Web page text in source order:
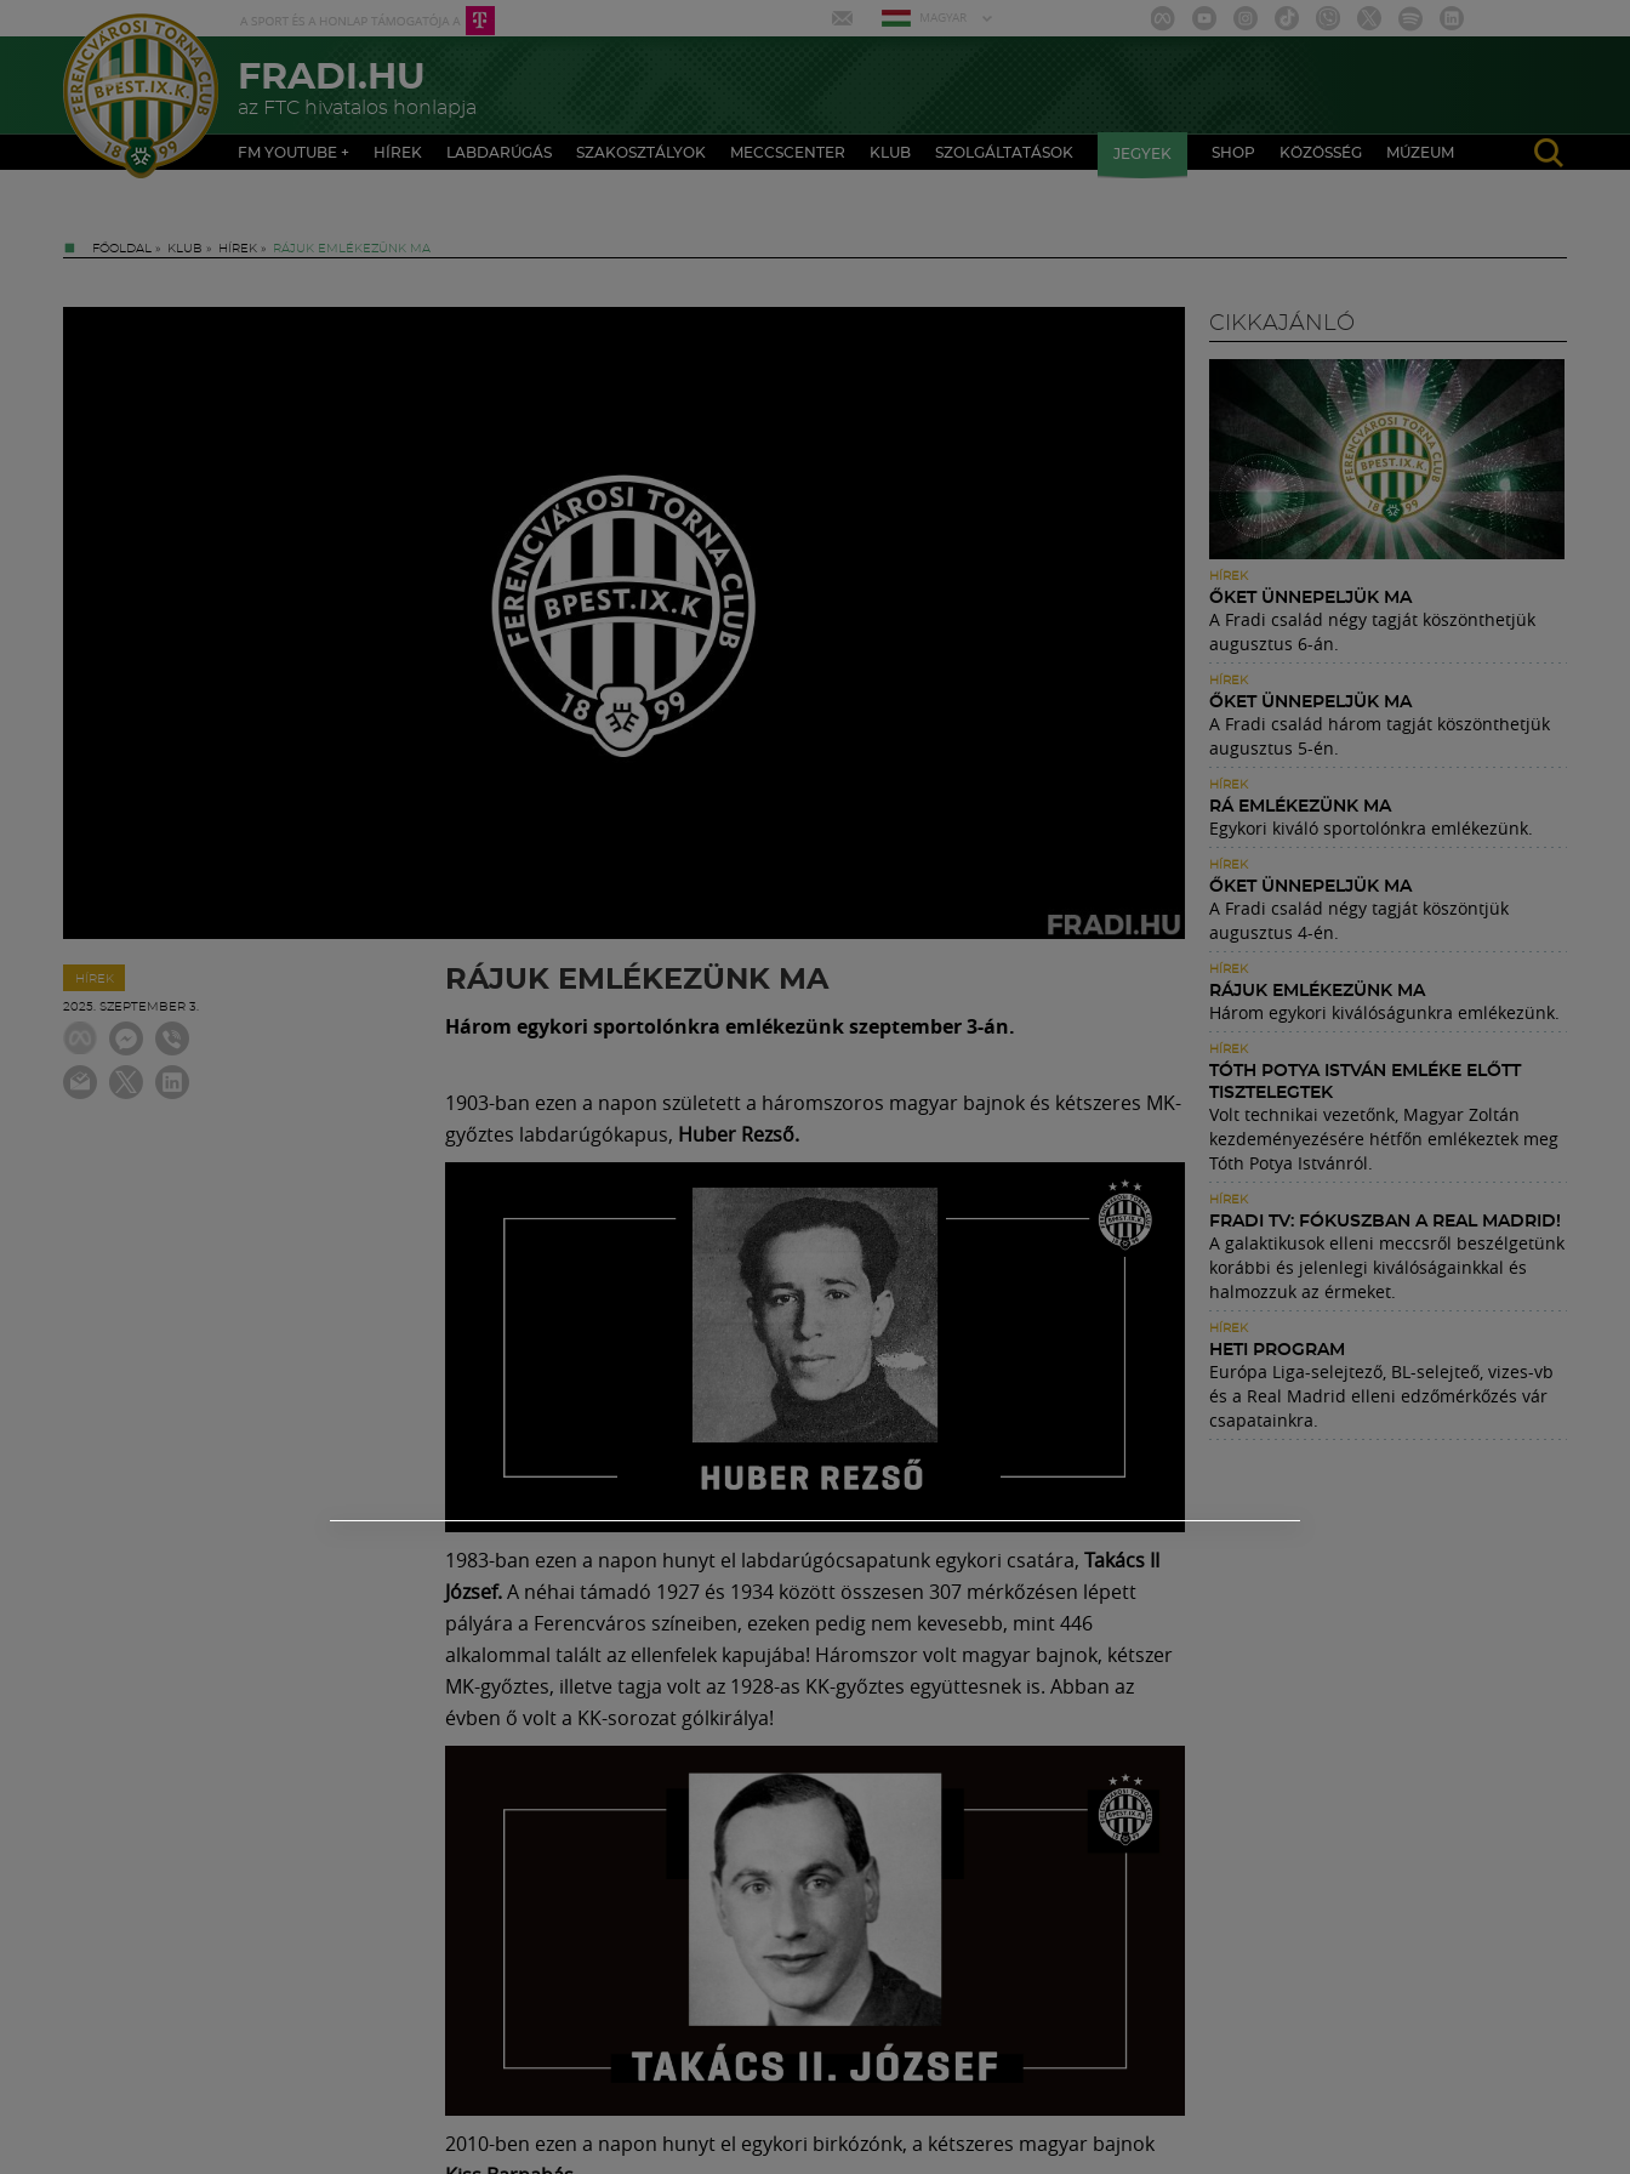
MAGYAR
FRADI.HU
az FTC hivatalos honlapja
FM YOUTUBE + HÍREK LABDARÚGÁS SZAKOSZTÁLYOK MECCSCENTER KLUB SZOLGÁLTATÁSOK JEGYEK SHOP KÖZÖSSÉG MÚZEUM
FŐOLDAL » KLUB » HÍREK » RÁJUK EMLÉKEZÜNK MA
HÍREK
2025. SZEPTEMBER 3.
RÁJUK EMLÉKEZÜNK MA
Három egykori sportolónkra emlékezünk szeptember 3-án.
1903-ban ezen a napon született a háromszoros magyar bajnok és kétszeres MK-
győztes labdarúgókapus, Huber Rezső.
1983-ban ezen a napon hunyt el labdarúgócsapatunk egykori csatára, Takács II
József.A néhai támadó 1927 és 1934 között összesen 307 mérkőzésen lépett
pályára a Ferencváros színeiben, ezeken pedig nem kevesebb, mint 446
alkalommal talált az ellenfelek kapujába! Háromszor volt magyar bajnok, kétszer
MK-győztes, illetve tagja volt az 1928-as KK-győztes együttesnek is. Abban az
évben ő volt a KK-sorozat gólkirálya!
2010-ben ezen a napon hunyt el egykori birkózónk, a kétszeres magyar bajnok
CIKKAJÁNLÓ
HÍREK
ŐKET ÜNNEPELJÜK MA
A Fradi család négy tagját köszönthetjük
augusztus 6-án.
HÍREK
ŐKET ÜNNEPELJÜK MA
A Fradi család három tagját köszönthetjük
augusztus 5-én.
HÍREK
RÁ EMLÉKEZÜNK MA
Egykori kiváló sportolónkra emlékezünk.
HÍREK
ŐKET ÜNNEPELJÜK MA
A Fradi család négy tagját köszöntjük
augusztus 4-én.
HÍREK
RÁJUK EMLÉKEZÜNK MA
Három egykori kiválóságunkra emlékezünk.
HÍREK
TÓTH POTYA ISTVÁN EMLÉKE ELŐTT
TISZTELEGTEK
Volt technikai vezetőnk, Magyar Zoltán
kezdeményezésére hétfőn emlékeztek meg
Tóth Potya Istvánról.
HÍREK
FRADI TV: FÓKUSZBAN A REAL MADRID!
A galaktikusok elleni meccsről beszélgetünk
korábbi és jelenlegi kiválóságainkkal és
halmozzuk az érmeket.
HÍREK
HETI PROGRAM
Európa Liga-selejtező, BL-selejteő, vizes-vb
és a Real Madrid elleni edzőmérkőzés vár
csapatainkra.